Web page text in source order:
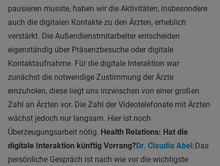
pausieren musste, haben wir die Aktivitäten, insbesondere
auch die digitalen Kontakte zu den Ärzten, erheblich
verstärkt. Die Außendienstmitarbeiter entscheiden
eigenständig über Präsenzbesuche oder digitale
Kontaktaufnahme. Für die digitale Interaktion war
zunächst die notwendige Zustimmung der Ärzte
einzuholen, diese liegt uns inzwischen von einer großen
Zahl an Ärzten vor. Die Zahl der Videotelefonate mit Ärzten
wächst jedoch nur langsam. Hier ist noch
Überzeugungsarbeit nötig. Health Relations: Hat die
digitale Interaktion künftig Vorrang?Dr. Claudia Abel:Das
persönliche Gespräch ist nach wie vor die wichtigste